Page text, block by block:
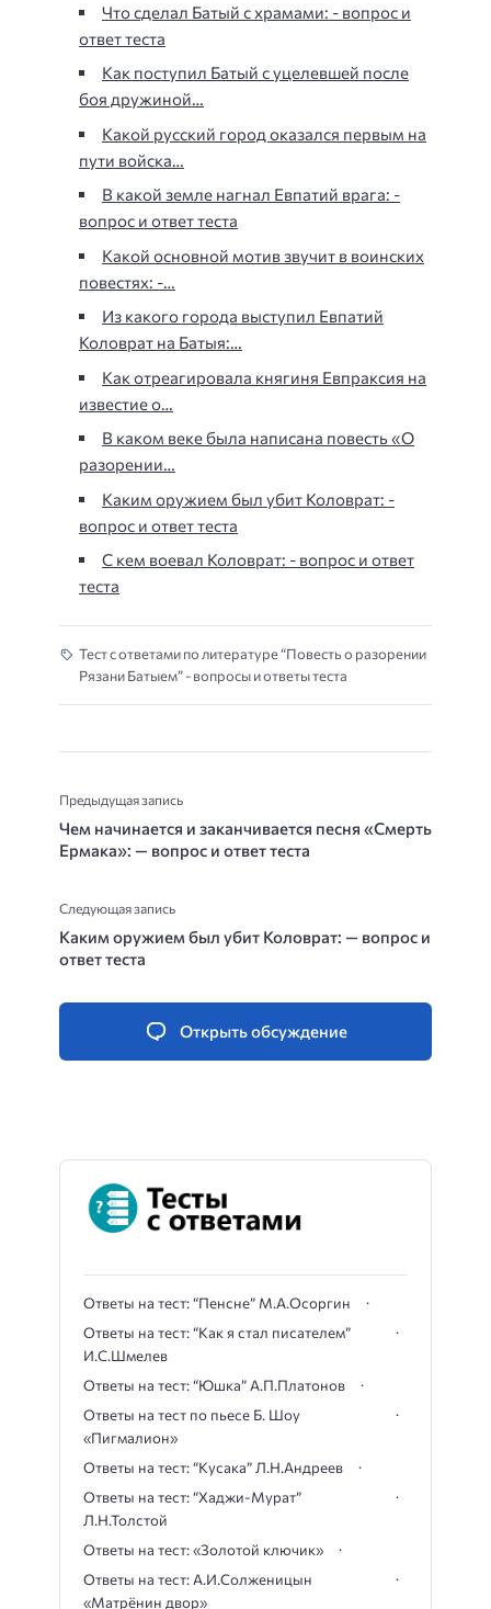
Что сделал Батый с храмами: - вопрос и
ответ теста
Как поступил Батый с уцелевшей после
боя дружиной…
Какой русский город оказался первым на
пути войска…
В какой земле нагнал Евпатий врага: -
вопрос и ответ теста
Какой основной мотив звучит в воинских
повестях: -…
Из какого города выступил Евпатий
Коловрат на Батыя:…
Как отреагировала княгиня Евпраксия на
известие о…
В каком веке была написана повесть «О
разорении…
Каким оружием был убит Коловрат: -
вопрос и ответ теста
С кем воевал Коловрат: - вопрос и ответ
теста
Тест с ответами по литературе “Повесть о разорении
Рязани Батыем” - вопросы и ответы теста
Предыдущая запись
Чем начинается и заканчивается песня «Смерть
Ермака»: — вопрос и ответ теста
Следующая запись
Каким оружием был убит Коловрат: — вопрос и
ответ теста
Открыть обсуждение
Ответы на тест: “Пенсне” М.А.Осоргин
Ответы на тест: “Как я стал писателем”
И.С.Шмелев
Ответы на тест: “Юшка” А.П.Платонов
Ответы на тест по пьесе Б. Шоу
«Пигмалион»
Ответы на тест: “Кусака” Л.Н.Андреев
Ответы на тест: “Хаджи-Мурат”
Л.Н.Толстой
Ответы на тест: «Золотой ключик»
Ответы на тест: А.И.Солженицын
«Матрёнин двор»